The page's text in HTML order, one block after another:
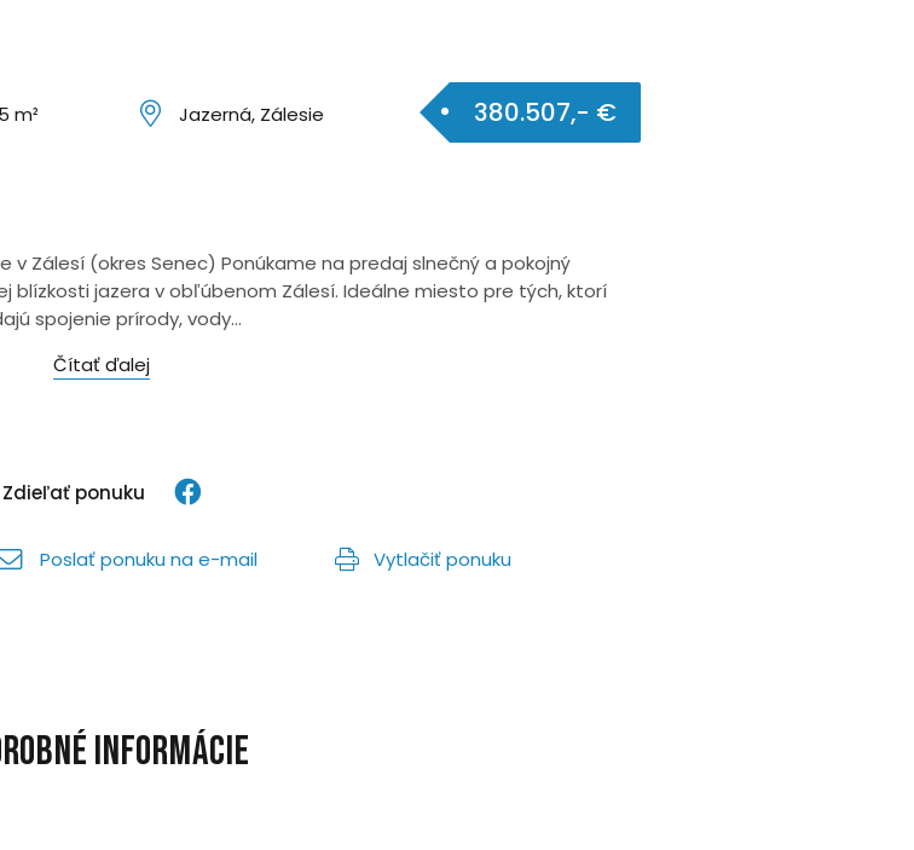
m² Jazerná, Zálesie 380.507,- €
v Zálesí (okres Senec) Ponúkame na predaj slnečný a pokojný
blízkosti jazera v obľúbenom Zálesí. Ideálne miesto pre tých, ktorí
spojenie prírody, vody...
Čítať ďalej
Zdieľať ponuku
Poslať ponuku na e-mail Vytlačiť ponuku
informácie